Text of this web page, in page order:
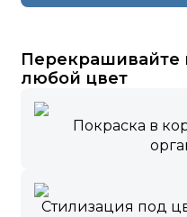
Перекрашивайте
любой цвет
Покраска в
Стилизация под